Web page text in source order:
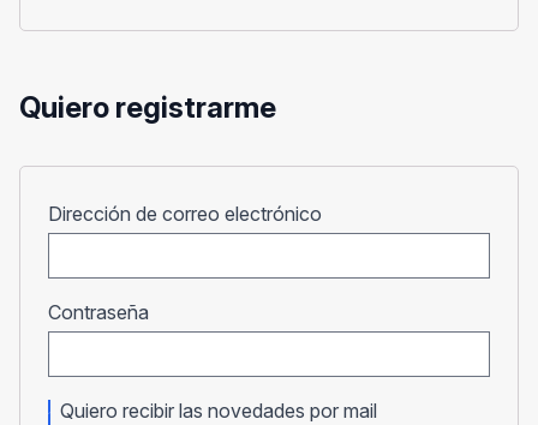
Quiero registrarme
Dirección de correo electrónico
Contraseña
Quiero recibir las novedades por mail